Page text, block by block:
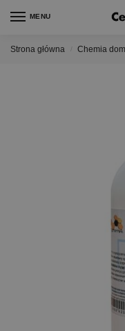
MENU
Strona główna Chemia